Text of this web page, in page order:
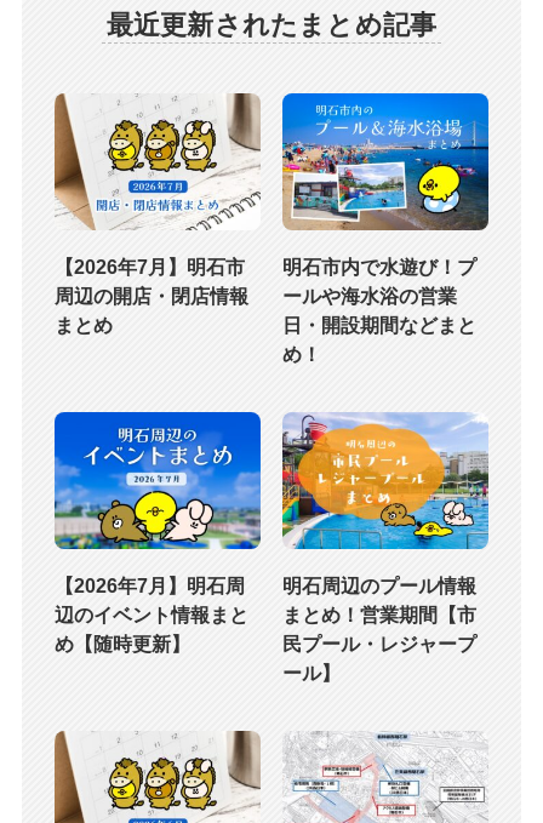
最近更新されたまとめ記事
【2026年7月】明石市
周辺の開店・閉店情報
まとめ
明石市内で水遊び！プ
ールや海水浴の営業
日・開設期間などまと
め！
【2026年7月】明石周
辺のイベント情報まと
め【随時更新】
明石周辺のプール情報
まとめ！営業期間【市
民プール・レジャープ
ール】